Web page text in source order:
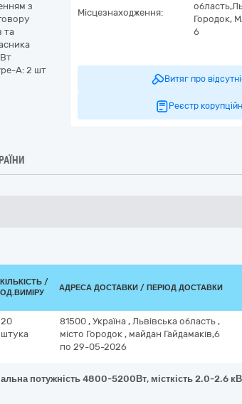
з
та
A: 2 шт
Місцезнаходження:
область,
Городок,
6
Витяг про
Реєстр
КІЛЬКІСТЬ /
ОД.ВИМІРУ
АДРЕСА ДОСТАВКИ / ПЕРІОД ДОСТАВКИ
20
штука
81500 , Україна , Львівська область ,
місто Городок , майдан Гайдамаків,6
по 29-05-2026
потужність 4800-5200Вт, місткість 2.0-2.6